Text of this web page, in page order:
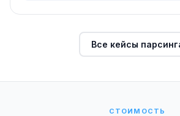
Все кейсы
СТОИМОСТЬ